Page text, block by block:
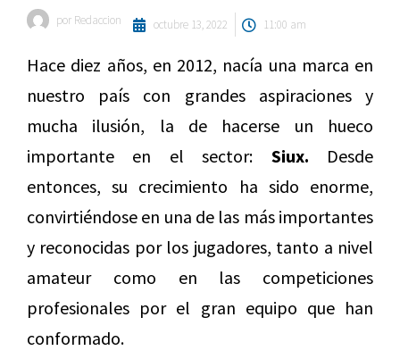
por Redaccion octubre 13, 2022 11:00 am
Hace diez años, en 2012, nacía una marca en
nuestro país con grandes aspiraciones y
mucha ilusión, la de hacerse un hueco
importante en el sector: Siux. Desde
entonces, su crecimiento ha sido enorme,
convirtiéndose en una de las más importantes
y reconocidas por los jugadores, tanto a nivel
amateur como en las competiciones
profesionales por el gran equipo que han
conformado.